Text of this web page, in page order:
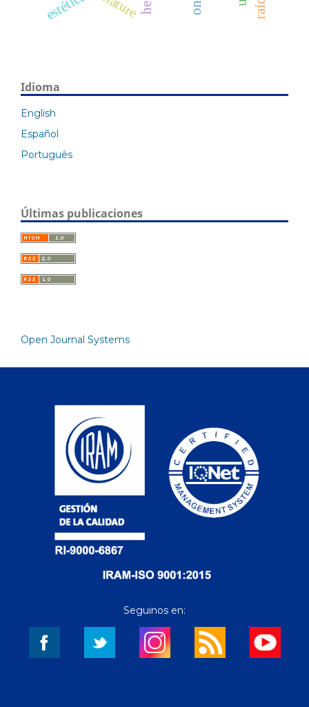
Idioma
English
Español
Português
Últimas publicaciones
Open Journal Systems
Seguinos en: